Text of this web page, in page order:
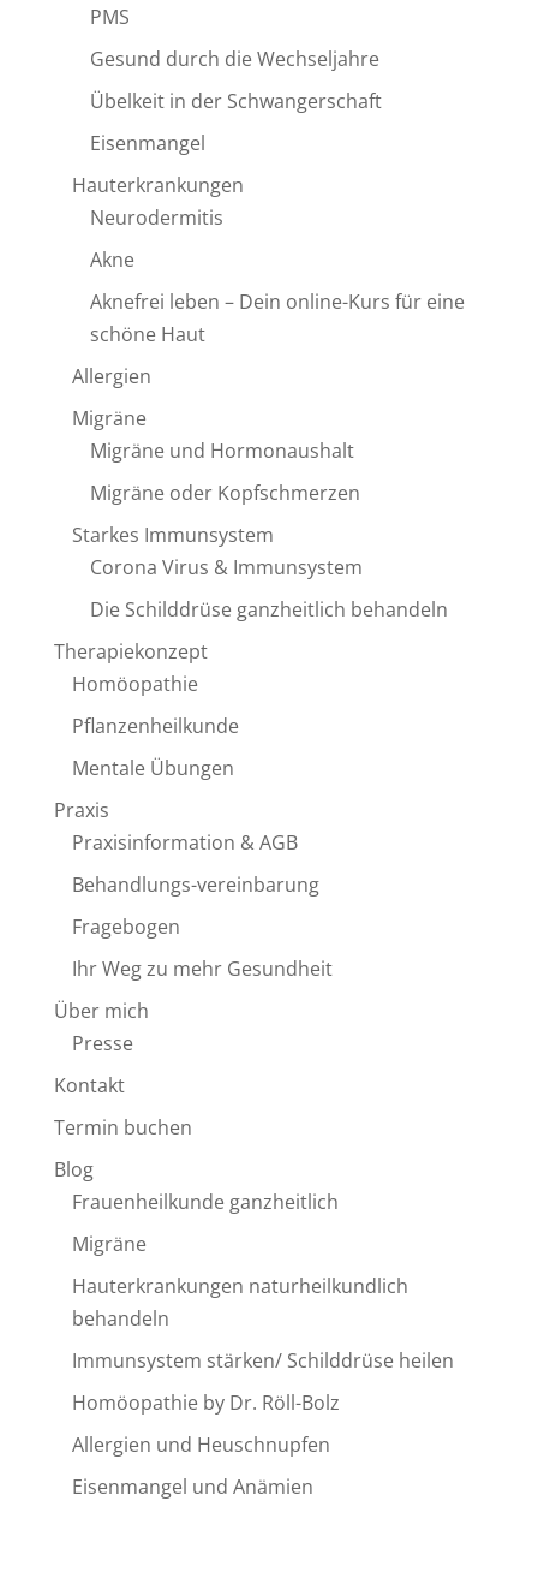
PMS
Gesund durch die Wechseljahre
Übelkeit in der Schwangerschaft
Eisenmangel
Hauterkrankungen
Neurodermitis
Akne
Aknefrei leben – Dein online-Kurs für eine
schöne Haut
Allergien
Migräne
Migräne und Hormonaushalt
Migräne oder Kopfschmerzen
Starkes Immunsystem
Corona Virus & Immunsystem
Die Schilddrüse ganzheitlich behandeln
Therapiekonzept
Homöopathie
Pflanzenheilkunde
Mentale Übungen
Praxis
Praxisinformation & AGB
Behandlungs-vereinbarung
Fragebogen
Ihr Weg zu mehr Gesundheit
Über mich
Presse
Kontakt
Termin buchen
Blog
Frauenheilkunde ganzheitlich
Migräne
Hauterkrankungen naturheilkundlich
behandeln
Immunsystem stärken/ Schilddrüse heilen
Homöopathie by Dr. Röll-Bolz
Allergien und Heuschnupfen
Eisenmangel und Anämien